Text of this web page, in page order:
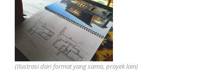
(Ilustrasi dari format yang sama, proyek lain)